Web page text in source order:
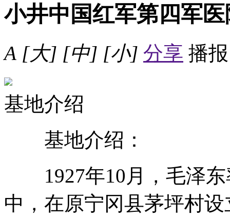
小井中国红军第四军
A [大] [中] [小] 分享 播报
基地介绍
基地介绍：
1927年10月，毛泽东
中，在原宁冈县茅坪村